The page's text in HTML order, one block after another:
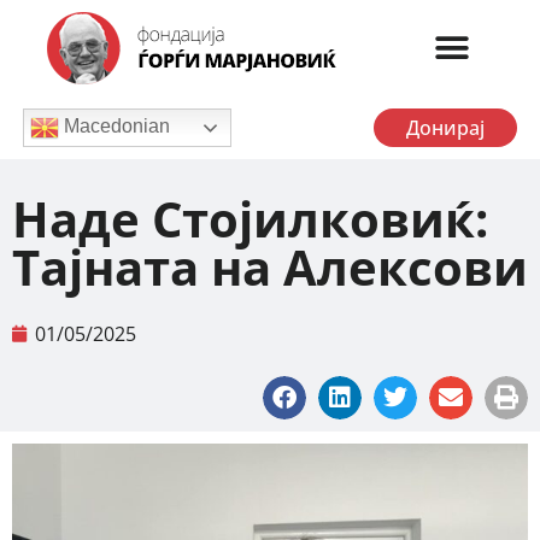
Macedonian Донирај
Наде Стојилковиќ:
Тајната на Алексови
01/05/2025